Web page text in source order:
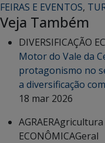
FEIRAS E EVENTOS,
Veja Também
DIVERSIFICAÇÃO
Motor do Vale da
protagonismo no
a diversificação
18 mar 2026
AGRAERAgricultura
ECONÔMICAGeral